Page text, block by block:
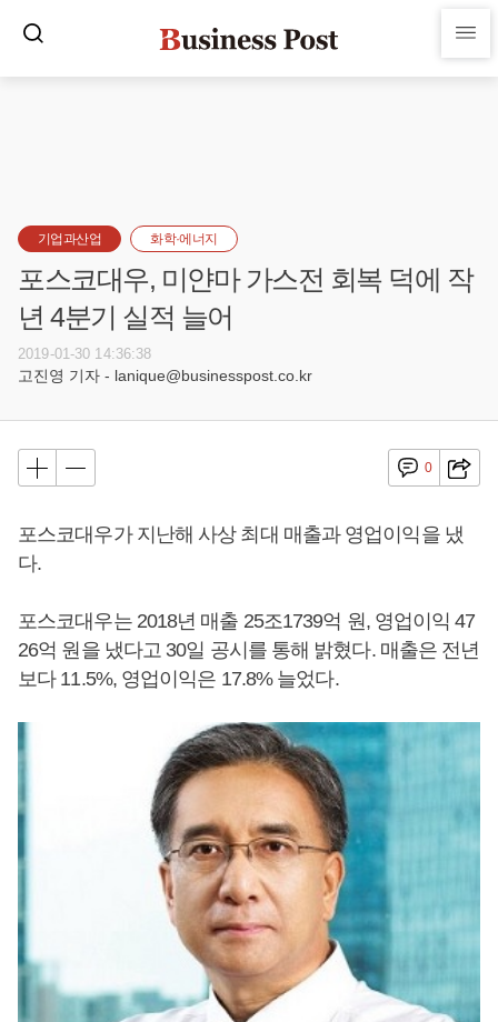
기업과산업 화학·에너지
포스코대우, 미얀마 가스전 회복 덕에 작
년 4분기 실적 늘어
2019-01-30 14:36:38
고진영 기자 - lanique@businesspost.co.kr
0
포스코대우가 지난해 사상 최대 매출과 영업이익을 냈
다.
포스코대우는 2018년 매출 25조1739억 원, 영업이익 47
26억 원을 냈다고 30일 공시를 통해 밝혔다. 매출은 전년
보다 11.5%, 영업이익은 17.8% 늘었다.